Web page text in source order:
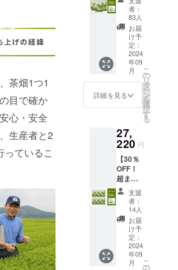
茶畑1つ1
目で確か
心・安全
生産者と2
っているこ
はこの
リター
ンを選
択でき
ませ
ん。 パ
ティス
リール
ナミエ
ンス様
で作ら
れてい
園の抹
茶をふ
んだん
に使用
した抹
茶テ
リーヌ
です。
口当た
りがよ
く、滑
らかな
食感が
特徴で
す。そ
を贅沢
に配合
してお
りま
す。そ
して麦
の風味
と抹茶
が調和
した味
楽しめ
る抹茶
をたっ
ぷり使
用した
クラフ
トエー
ルを
15％OF
Fのセッ
ト価格
で販売
いたし
ます！
良質な
ンを選
択でき
ませ
ん。 麦
の風味
と抹茶
の香り
が調和
わいを
楽しめ
ぷり使
用した
クラフ
トエー
ルで
す。そ
して堀
口園の
ロゴを
あし
らった
オリジ
ナル前
掛けを
ファン
ディン
グ終了
後にご
案内を
いたし
ます。
移動や
は各自
でご負
たしま
す。 堀
口園は
県内で
も有数
の生産
規模を
誇る大
型工場
を保有
してお
りま
す。そ
して健
能性あ
り） 場
所 〒
899-
7512 鹿
児島県
志布志
市有明
町野神
３４５
てもい
い服
（長
袖・長
ズボ
ン）長
靴/手袋/
帽子 そ
の他 ・
1回あた
りの定
員は8名
と致し
ます。
期限 ・
製造か
ら約1年
間（裏
面記
載） 保
存方法
・直射
日光、
高温多
くださ
い ※商
品は一
度にま
とめて
お届け
しま
す。 日
本の伝
統文化
と現代
の栄養
を融合
した茶
乃美プ
茶乃美
プロテ
イン90
日分 通
常価格
19,440
円 ↓ ま
とめ割
価格
13,610
円 内容
量 ・茶
ロテイ
ン：
810g×3
袋(90日
分) 賞味
期限 ・
製造か
ら約1年
間（裏
面記
載） 保
存方法
・直射
日光、
高温多
者：
83人
お届
け予
定：
2024
年09
月
詳細を見る
こ
の
リ
タ
ー
ン
を
選
択
す
る
27,
220 円
【30％
OFF！
超まと
め
割！】
茶乃美
プロテ
イン180
日分 通
常価格
38,880
円 ↓ 超
支援
者：
14人
お届
け予
定：
2024
年09
月
こ
の